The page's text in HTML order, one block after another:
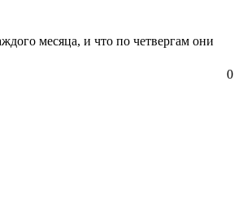
месяца, и что по четвергам они
0